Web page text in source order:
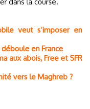
veut s’imposer en
en France
aux abois, Free et SFR
vers le Maghreb ?